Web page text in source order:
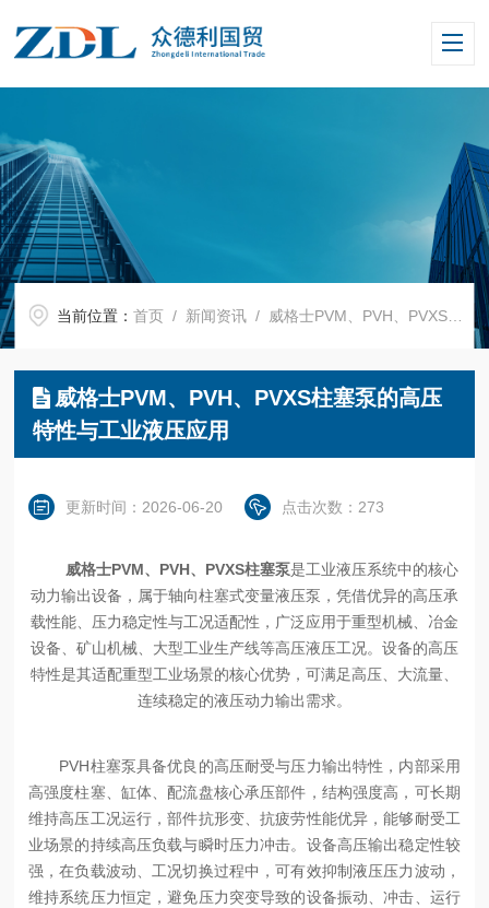
当前位置：首页 / 新闻资讯 / 威格士PVM、PVH、PVXS柱塞泵的高压特性与工业液压应用
威格士PVM、PVH、PVXS柱塞泵的高压
特性与工业液压应用
更新时间：2026-06-20 点击次数：273
威格士PVM、PVH、PVXS柱塞泵是工业液压系统中的核心
动力输出设备，属于轴向柱塞式变量液压泵，凭借优异的高压承
载性能、压力稳定性与工况适配性，广泛应用于重型机械、冶金
设备、矿山机械、大型工业生产线等高压液压工况。设备的高压
特性是其适配重型工业场景的核心优势，可满足高压、大流量、
连续稳定的液压动力输出需求。
PVH柱塞泵具备优良的高压耐受与压力输出特性，内部采用
高强度柱塞、缸体、配流盘核心承压部件，结构强度高，可长期
维持高压工况运行，部件抗形变、抗疲劳性能优异，能够耐受工
业场景的持续高压负载与瞬时压力冲击。设备高压输出稳定性较
强，在负载波动、工况切换过程中，可有效抑制液压压力波动，
维持系统压力恒定，避免压力突变导致的设备振动、冲击、运行